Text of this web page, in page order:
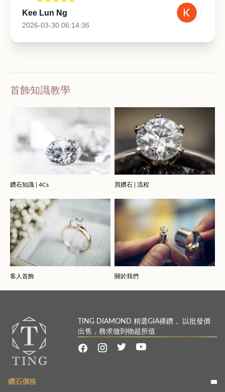
Kee Lun Ng
2026-03-30 06:14:36
首飾知識教學
鑽石知識 | 4Cs 買鑽石 | 流程
客人首飾 關於我們
TING DIAMOND 精選GIA裸鑽， 以批發價
出售，務求做到物超所值
鑽石價格